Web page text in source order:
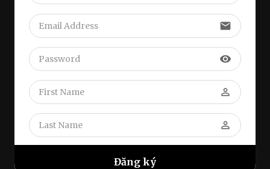
email
visibility
perm_identity
perm_identity